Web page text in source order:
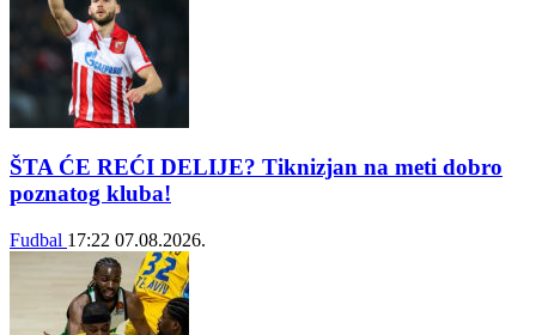
ŠTA ĆE REĆI DELIJE? Tiknizjan na meti dobro
poznatog kluba!
Fudbal 17:22 07.08.2026.